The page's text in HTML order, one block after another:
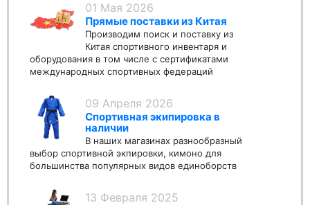
01 Мая 2026
Прямые поставки из Китая
Производим поиск и поставку из
Китая спортивного инвентаря и
оборудования в том числе с сертификатами
международных спортивных федераций
09 Апреля 2026
Спортивная экипировка в
наличии
В наших магазинах разнообразный
выбор спортивной экпировки, кимоно для
большинства популярных видов единоборств
13 Февраля 2025